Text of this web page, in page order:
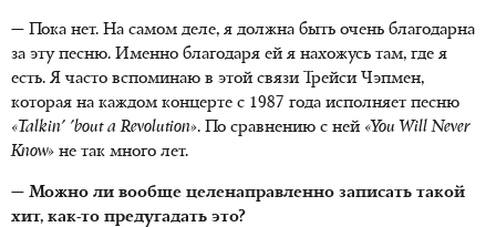
— Пока нет. На самом деле, я должна быть очень благодарна
за эту песню. Именно благодаря ей я нахожусь там, где я
есть. Я часто вспоминаю в этой связи Трейси Чэпмен,
которая на каждом концерте с 1987 года исполняет песню
«Talkin' 'bout a Revolution». По сравнению с ней «You Will Never
Know» не так много лет.
— Можно ли вообще целенаправленно записать такой
хит, как-то предугадать это?